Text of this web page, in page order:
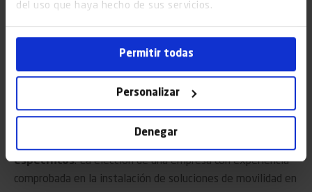
del uso que haya hecho de sus servicios.
Permitir todas
Personalizar
Denegar
periódicose establece como una medida preventiva
para conservar las condiciones óptimas de operación y
Aunque es fundamental tener una comprensión clara de
estos detalles, laempresa especializadaseleccionada
para instalar el sistema de elevación proporcionará
específicos. La elección de una empresa con experiencia
comprobada en la instalación de soluciones de movilidad en